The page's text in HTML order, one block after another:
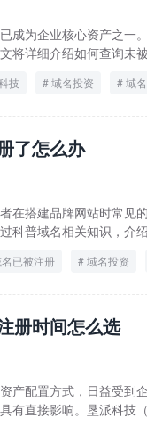
成为企业核心资产之一
将详细介绍如何查询未
技 域名投资 域
了怎么办
在搭建品牌网站时常见
科普域名相关知识，介
已被注册 域名投资
册时间怎么选
产配置方式，日益受到
有直接影响。垦派科技